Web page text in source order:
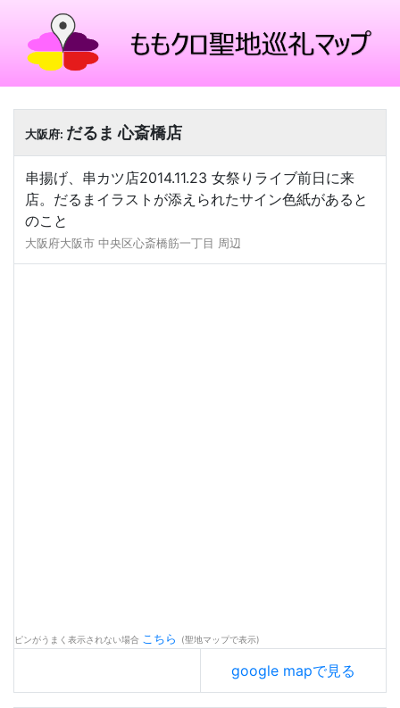
大阪府: だるま 心斎橋店
串揚げ、串カツ店2014.11.23 女祭りライブ前日に来
店。だるまイラストが添えられたサイン色紙があると
のこと
大阪府大阪市 中央区心斎橋筋一丁目 周辺
ピンがうまく表示されない場合 こちら (聖地マップで表示)
google mapで見る